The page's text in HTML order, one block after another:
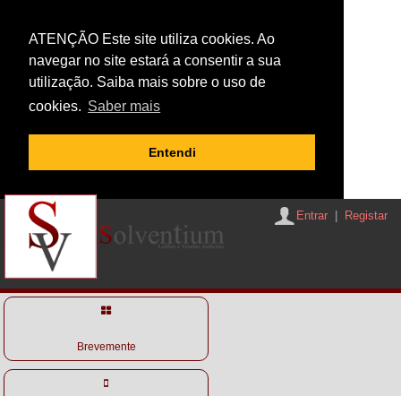
ATENÇÃO Este site utiliza cookies. Ao
navegar no site estará a consentir a sua
utilização. Saiba mais sobre o uso de
cookies. Saber mais
Entendi
Entrar Registar
Brevemente